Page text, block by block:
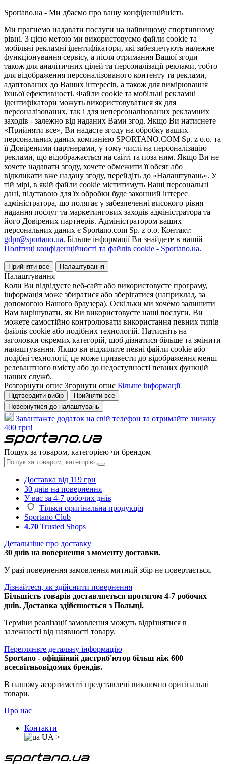
Sportano.ua - Ми дбаємо про вашу конфіденційність
Ми прагнемо надавати послуги на найвищому спортивному
рівні. З цією метою ми використовуємо файли cookie та
мобільні рекламні ідентифікатори, які забезпечують належне
функціонування сервісу, а після отримання Вашої згоди –
також для аналітичних цілей та персоналізації реклами, тобто
для відображення персоналізованого контенту та реклами,
адаптованих до Ваших інтересів, а також для вимірювання
їхньої ефективності. Файли cookie та мобільні рекламні
ідентифікатори можуть використовуватися як для
персоналізованих, так і для неперсоналізованих рекламних
заходів - залежно від наданих Вами згод. Якщо Ви натиснете
«Прийняти все», Ви надасте згоду на обробку ваших
персональних даних компанією SPORTANO.COM Sp. z o.o. та
її Довіреними партнерами, у тому числі на персоналізацію
реклами, що відображається на сайті та поза ним. Якщо Ви не
хочете надавати згоду, хочете обмежити її обсяг або
відкликати вже надану згоду, перейдіть до «Налаштувань». У
тій мірі, в якій файли cookie міститимуть Ваші персональні
дані, підставою для їх обробки буде законний інтерес
адміністратора, що полягає у забезпеченні високого рівня
надання послуг та маркетингових заходів адміністратора та
його Довірених партнерів. Адміністратором ваших
персональних даних є Sportano.com Sp. z o.o. Контакт:
gdpr@sportano.ua. Більше інформації Ви знайдете в нашій
Політиці конфіденційності та файлів cookie - Sportano.ua.
Прийняти все Налаштування
Налаштування
Коли Ви відвідуєте веб-сайт або використовуєте програму,
інформація може збиратися або зберігатися (наприклад, за
допомогою Вашого браузера). Оскільки ми хочемо залишити
Вам вирішувати, як Ви використовуєте наші послуги, Ви
можете самостійно контролювати використання певних типів
файлів cookie або подібних технологій. Натисніть на
заголовки окремих категорій, щоб дізнатися більше та змінити
налаштування. Якщо ви відхилите певні файли cookie або
подібні технології, це може призвести до відображення менш
релевантного вмісту або до недоступності певних функцій
наших служб.
Розгорнути опис Згорнути опис Більше інформації
Підтвердити вибір
Прийняти все
Повернутися до налаштувань
Завантажте додаток на свій телефон та отримайте знижку
400 грн!
Пошук за товаром, категорією чи брендом
Доставка від 119 грн
30 днів на повернення
У вас за 4-7 робочих днів
Тільки оригінальна продукція
Sportano Club
4.70 Trusted Shops
Детальніше про доставку
30 днів на повернення з моменту доставки.
У разі повернення замовлення митний збір не повертається.
Дізнайтеся, як здійснити повернення
Більшість товарів доставляється протягом 4-7 робочих
днів. Доставка здійснюється з Польщі.
Терміни реалізації замовлення можуть відрізнятися в
залежності від наявності товару.
Перегляньте детальну інформацію
Sportano - офіційний дистриб'ютор більш ніж 600
всесвітньовідомих брендів.
В нашому асортименті представлені виключно оригінальні
товари.
Про нас
Контакти
UA >